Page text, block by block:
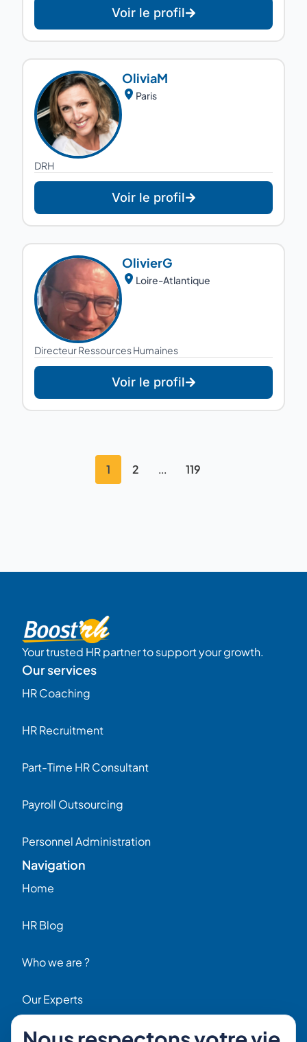
Voir le profil
OliviaM
Paris
DRH
Voir le profil
OlivierG
Loire-Atlantique
Directeur Ressources Humaines
Voir le profil
1 2 ... 119
Your trusted HR partner to support your growth.
Our services
HR Coaching
HR Recruitment
Part-Time HR Consultant
Payroll Outsourcing
Personnel Administration
Navigation
Home
HR Blog
Who we are ?
Our Experts
HR Job Offers